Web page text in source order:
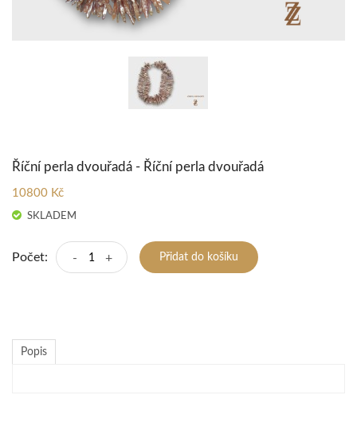
Říční perla dvouřadá - Říční perla dvouřadá
10800 Kč
SKLADEM
Počet: - + Přidat do košíku
Popis